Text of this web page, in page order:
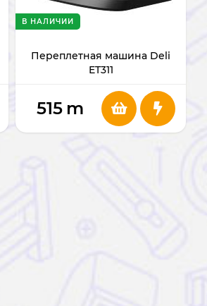
Переплетная машина Deli
ET311
В НАЛИЧИИ
515 m